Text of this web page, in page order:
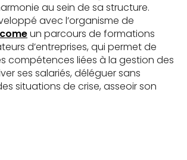
au sein de sa structure.
avec l’organisme de
un parcours de formations
d’entreprises, qui permet de
compétences liées à la gestion des
ses salariés, déléguer sans
situations de crise, asseoir son